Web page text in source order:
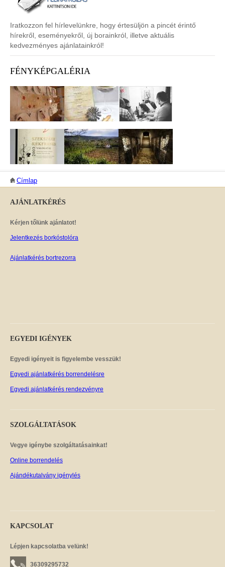
Iratkozzon fel hírlevelünkre, hogy értesüljön a pincét érintő
hírekről, eseményekről, új borainkról, illetve aktuális
kedvezményes ajánlatainkról!
FÉNYKÉPGALÉRIA
JELENLEGI HELY
Címlap
AJÁNLATKÉRÉS
Kérjen tőlünk ajánlatot!
Jelentkezés borkóstolóra
Ajánlatkérés bortrezorra
EGYEDI IGÉNYEK
Egyedi igényeit is figyelembe vesszük!
Egyedi ajánlatkérés borrendelésre
Egyedi ajánlatkérés rendezvényre
SZOLGÁLTATÁSOK
Vegye igénybe szolgáltatásainkat!
Online borrendelés
Ajándékutalvány igénylés
KAPCSOLAT
Lépjen kapcsolatba velünk!
36309295732